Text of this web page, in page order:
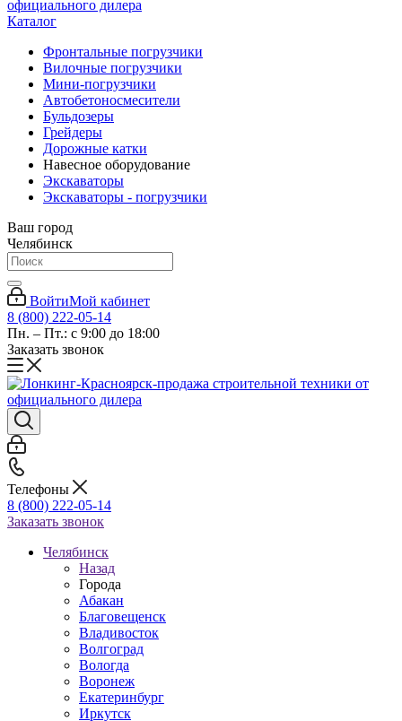
Каталог
Фронтальные погрузчики
Вилочные погрузчики
Мини-погрузчики
Автобетоносмесители
Бульдозеры
Грейдеры
Дорожные катки
Навесное оборудование
Экскаваторы
Экскаваторы - погрузчики
Ваш город
Челябинск
ВойтиМой кабинет
8 (800) 222-05-14
Пн. – Пт.: с 9:00 до 18:00
Заказать звонок
Телефоны
8 (800) 222-05-14
Заказать звонок
Челябинск
Назад
Города
Абакан
Благовещенск
Владивосток
Волгоград
Вологда
Воронеж
Екатеринбург
Иркутск